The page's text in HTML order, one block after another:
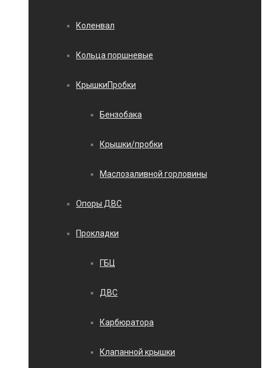
Коленвал
Кольца поршневые
КрышкиПробки
Бензобака
Крышки/пробки
Маслозаливной горловины
Опоры ДВС
Прокладки
ГБЦ
ДВС
Карбюратора
Клапанной крышки